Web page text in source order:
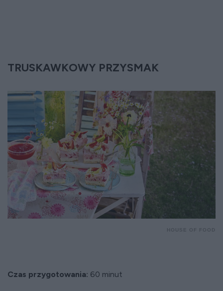
TRUSKAWKOWY PRZYSMAK
Czas przygotowania: 60 minut